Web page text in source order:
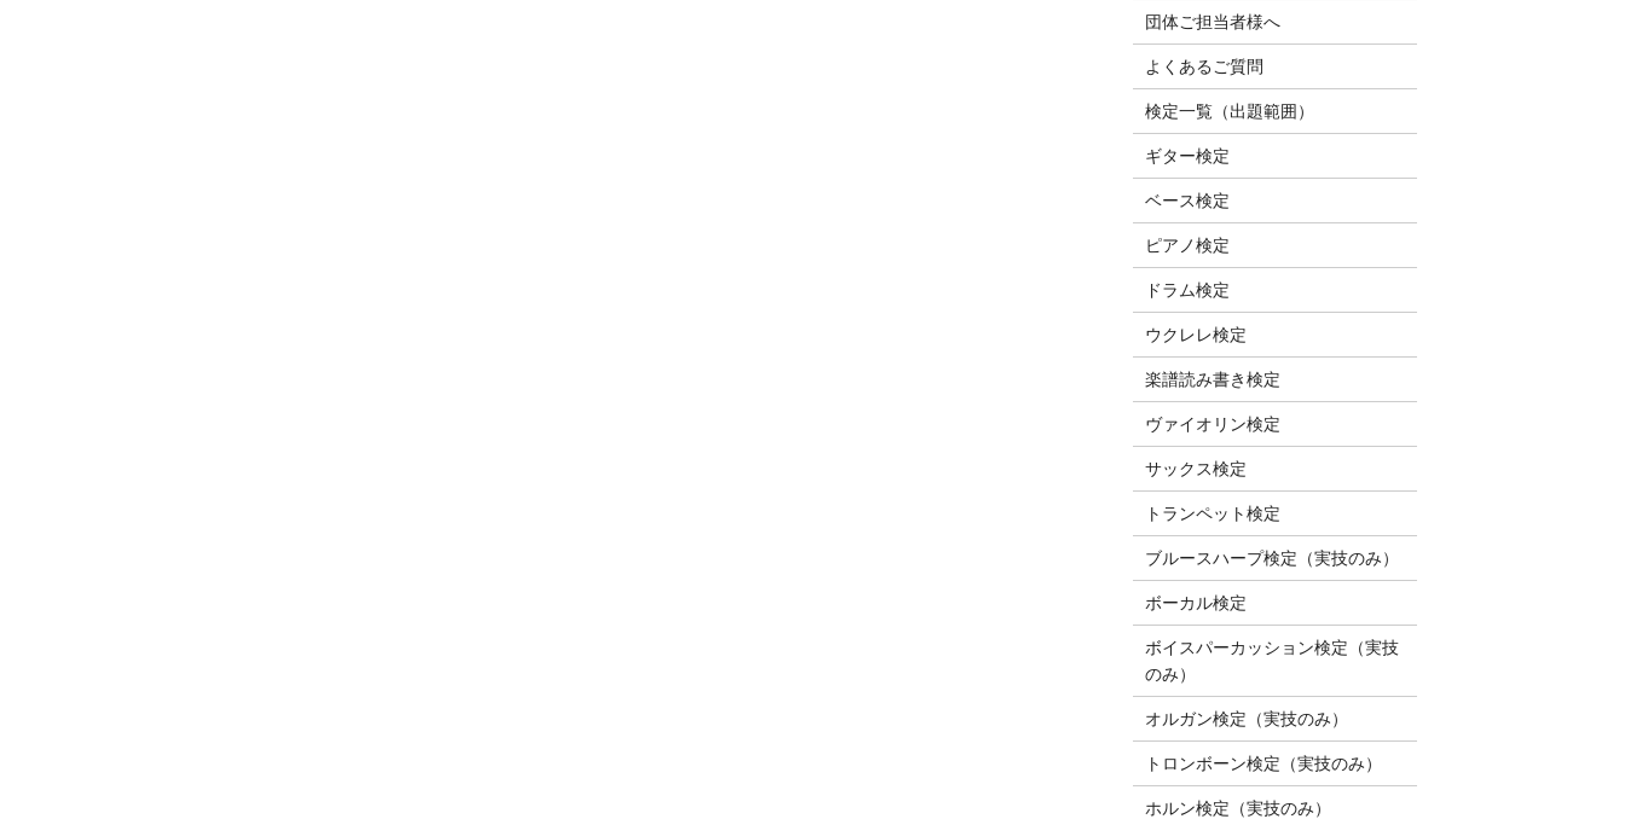
団体ご担当者様へ
よくあるご質問
検定一覧（出題範囲）
ギター検定
ベース検定
ピアノ検定
ドラム検定
ウクレレ検定
楽譜読み書き検定
ヴァイオリン検定
サックス検定
トランペット検定
ブルースハープ検定（実技のみ）
ボーカル検定
ボイスパーカッション検定（実技
のみ）
オルガン検定（実技のみ）
トロンボーン検定（実技のみ）
ホルン検定（実技のみ）